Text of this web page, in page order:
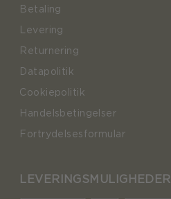
Betaling
Levering
Returnering
Datapolitik
Cookiepolitik
Handelsbetingelser
Fortrydelsesformular
LEVERINGSMULIGHEDER